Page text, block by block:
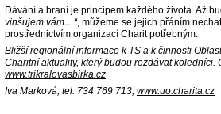
Dávání a braní je principem každého života. Až
vinšujem vám…“, můžeme se jejich přáním
prostřednictvím organizací Charit potřebným.
Bližší regionální informace k TS a k činnosti
Charitní aktuality, který budou rozdávat
www.trikralovasbirka.cz
Iva Marková, tel. 734 769 713, www.uo.charita.cz